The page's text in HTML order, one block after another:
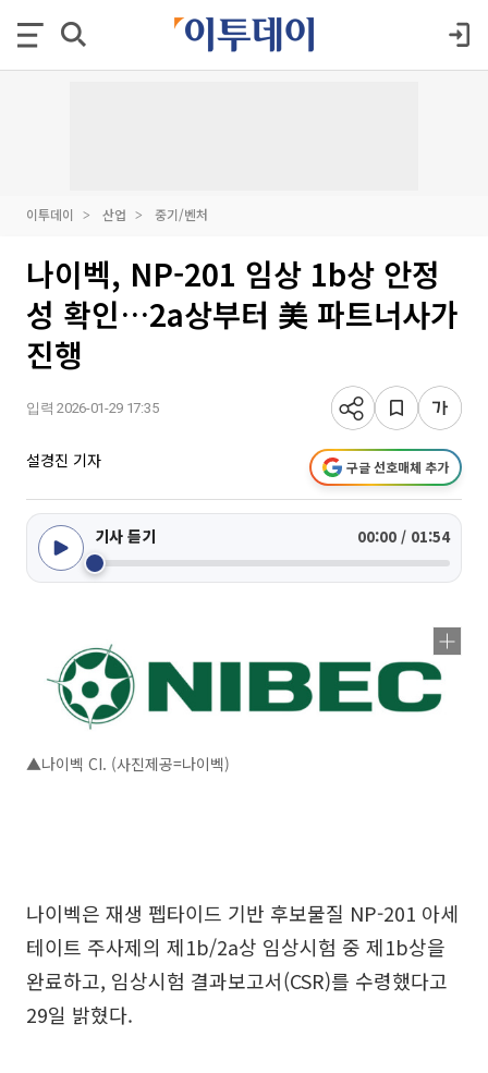
이투데이 산업 중기/벤처
나이벡, NP-201 임상 1b상 안정
성 확인…2a상부터 美 파트너사가
진행
입력 2026-01-29 17:35
설경진 기자 구글 선호매체 추가
기사 듣기 00:00 / 01:54
▲나이벡 CI. (사진제공=나이벡)
나이벡은 재생 펩타이드 기반 후보물질 NP-201 아세
테이트 주사제의 제1b/2a상 임상시험 중 제1b상을
완료하고, 임상시험 결과보고서(CSR)를 수령했다고
29일 밝혔다.